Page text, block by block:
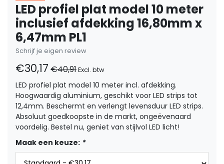
LED profiel plat model 10 meter
inclusief afdekking 16,80mm x
6,47mm PL1
Schrijf je eigen review
€30,17 €40,91Excl. btw
LED profiel plat model 10 meter incl. afdekking.
Hoogwaardig aluminium, geschikt voor LED strips tot
12,4mm. Beschermt en verlengt levensduur LED strips.
Absoluut goedkoopste in de markt, ongeëvenaard
voordelig. Bestel nu, geniet van stijlvol LED licht!
Maak een keuze: *